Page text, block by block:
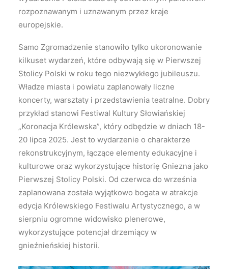
rozpoznawanym i uznawanym przez kraje
europejskie.
Samo Zgromadzenie stanowiło tylko ukoronowanie
kilkuset wydarzeń, które odbywają się w Pierwszej
Stolicy Polski w roku tego niezwykłego jubileuszu.
Władze miasta i powiatu zaplanowały liczne
koncerty, warsztaty i przedstawienia teatralne. Dobry
przykład stanowi Festiwal Kultury Słowiańskiej
„Koronacja Królewska”, który odbędzie w dniach 18-
20 lipca 2025. Jest to wydarzenie o charakterze
rekonstrukcyjnym, łączące elementy edukacyjne i
kulturowe oraz wykorzystujące historię Gniezna jako
Pierwszej Stolicy Polski. Od czerwca do września
zaplanowana została wyjątkowo bogata w atrakcje
edycja Królewskiego Festiwalu Artystycznego, a w
sierpniu ogromne widowisko plenerowe,
wykorzystujące potencjał drzemiący w
gnieźnieńskiej historii.